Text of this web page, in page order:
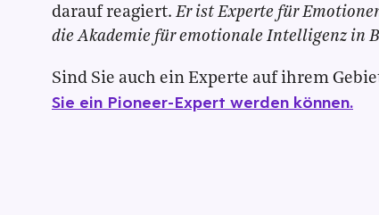
darauf reagiert. Er ist Experte für
die Akademie für emotionale Intelligenz in
Sind Sie auch ein Experte auf ihrem
Sie ein Pioneer-Expert werden können.